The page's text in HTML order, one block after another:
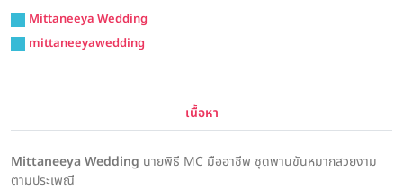
Mittaneeya Wedding
mittaneeyawedding
เนื้อหา
Mittaneeya Wedding นายพิธี MC มืออาชีพ ชุดพานขันหมากสวยงาม
ตามประเพณี